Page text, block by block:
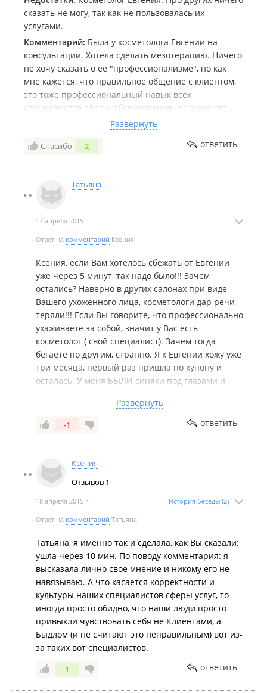
сказать не могу, так как не пользовалась их
услугами.
Комментарий: Была у косметолога Евгении на
консультации. Хотела сделать мезотерапию. Ничего
не хочу сказать о ее "профессионализме", но как
мне кажется, что правильное общение с клиентом,
это тоже профессиональный навык всех
специалистов сферы обслуживания. Не знаю кто
здесь пишет восторженные отзывы в адрес этого
"специалиста" (есть предположение, что она сама),
но мне захотелось сбежать оттуда уже через 5 мин
выглядит, абсолютно не следит за собой и, более
того, выглядит гораздо старше своих лет. И это при
профессионально ухаживаю за кожей и в принципе
неплохо выгляжу (до похода в этот салон мне так
такой способ завлечь клиента, то вряд ли найдется
хоть одна женщина, которая после всего сказанного
вообще захочет что-либо делать у этого
специалиста. Из этого вывод: СОВЕТУЮ СТОРОНОЙ
ОБХОДИТЬ КОСМЕТИЧЕСКИЙ КАБИНЕТ В ЭТОМ
САЛОНЕ.
Развернуть
Спасибо 2 ответить
Татьяна
17 апреля 2015 г.
Ответ на комментарий Ксения
Ксения, если Вам хотелось сбежать от Евгении
уже через 5 минут, так надо было!!! Зачем
остались? Наверно в других салонах при виде
Вашего ухоженного лица, косметологи дар речи
теряли!!! Если Вы говорите, что профессионально
ухаживаете за собой, значит у Вас есть
косметолог ( свой специалист). Зачем тогда
бегаете по другим, странно. Я к Евгении хожу уже
три месяца, первый раз пришла по купону и
осталась. У меня БЫЛИ синяки под глазами и
ухаживаю за собой. Бегала по городу в поисках
своего косметолога, Я ЕГО НАШЛА.
ДЕВОЧКИ, РЕКОМЕНДУЮ ЕВГЕНИЮ, КАК
СПЕЦИАЛИСТА С БОЛЬШОЙ БУКВЫ. И ЕСЛИ ВЫ
УВИДИТЕ ПЛОХИЕ КОММЕНТАРИИ, СКОРЕЙ
ВСЕГО ЭТО КОНКУРЕНТЫ ИЛИ ЗАВИСТНИКИ, А
МОЖЕТ ТЕ ЛЮДИ КОТОРЫЕ ВЕЧНО ВСЕМ НЕ
ДОВОЛЬНЫ!!!
Развернуть
-1 ответить
Ксения
Отзывов 1
18 апреля 2015 г. История беседы (2)
Ответ на комментарий Татьяна
Татьяна, я именно так и сделала, как Вы сказали:
ушла через 10 мин. По поводу комментария: я
высказала лично свое мнение и никому его не
навязываю. А что касается корректности и
культуры наших специалистов сферы услуг, то
иногда просто обидно, что наши люди просто
привыкли чувствовать себя не Клиентами, а
Быдлом (и не считают это неправильным) вот из-
за таких вот специалистов.
1 ответить